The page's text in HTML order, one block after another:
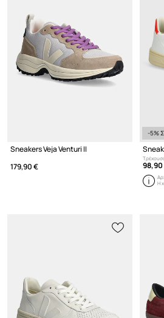
Sneakers Veja Venturi II
179,90 €
-5%
98,90
Η